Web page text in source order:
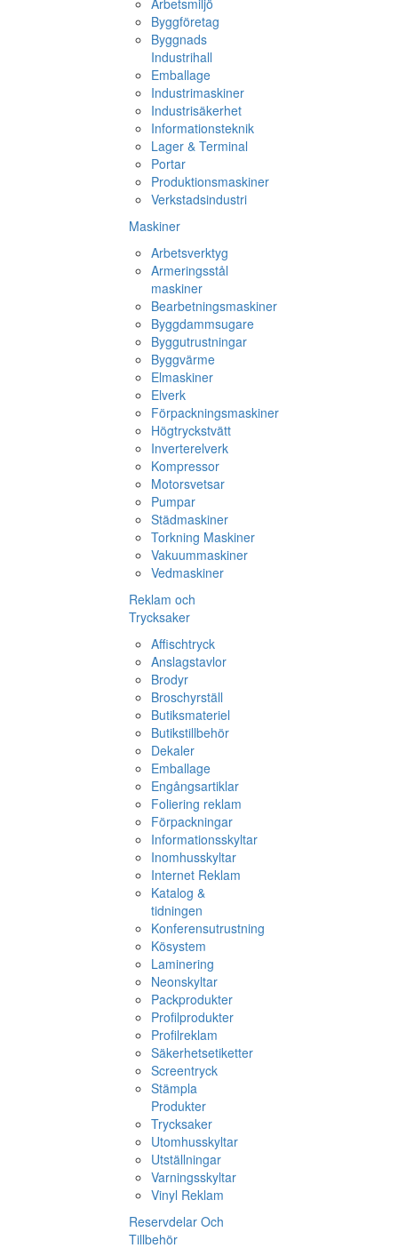
Arbetsmiljö
Byggföretag
Byggnads
Industrihall
Emballage
Industrimaskiner
Industrisäkerhet
Informationsteknik
Lager & Terminal
Portar
Produktionsmaskiner
Verkstadsindustri
Maskiner
Arbetsverktyg
Armeringsstål
maskiner
Bearbetningsmaskiner
Byggdammsugare
Byggutrustningar
Byggvärme
Elmaskiner
Elverk
Förpackningsmaskiner
Högtryckstvätt
Inverterelverk
Kompressor
Motorsvetsar
Pumpar
Städmaskiner
Torkning Maskiner
Vakuummaskiner
Vedmaskiner
Reklam och
Trycksaker
Affischtryck
Anslagstavlor
Brodyr
Broschyrställ
Butiksmateriel
Butikstillbehör
Dekaler
Emballage
Engångsartiklar
Foliering reklam
Förpackningar
Informationsskyltar
Inomhusskyltar
Internet Reklam
Katalog &
tidningen
Konferensutrustning
Kösystem
Laminering
Neonskyltar
Packprodukter
Profilprodukter
Profilreklam
Säkerhetsetiketter
Screentryck
Stämpla
Produkter
Trycksaker
Utomhusskyltar
Utställningar
Varningsskyltar
Vinyl Reklam
Reservdelar Och
Tillbehör